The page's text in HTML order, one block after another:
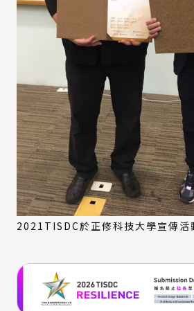
2021TISDC於正修科技大學宣傳活